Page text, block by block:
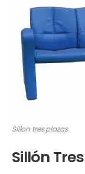
Sillon tres plazas
Sillón